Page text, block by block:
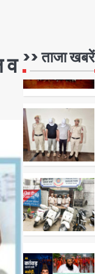
व >> ताजा खबरें
2
3
4